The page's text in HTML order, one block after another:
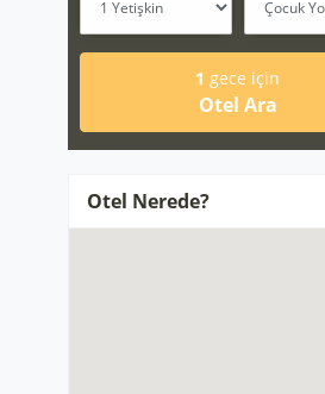
1 gece için
Otel Ara
Otel Nerede?